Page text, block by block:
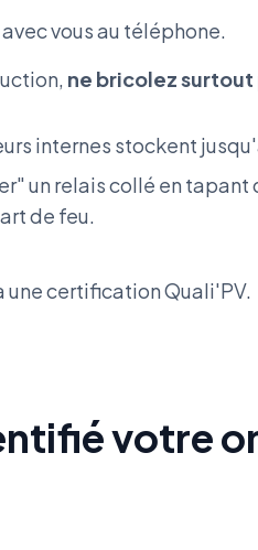
vous au téléphone.
ne bricolez
internes stockent
un relais collé en tapant
de feu.
une certification Quali'PV.
votre